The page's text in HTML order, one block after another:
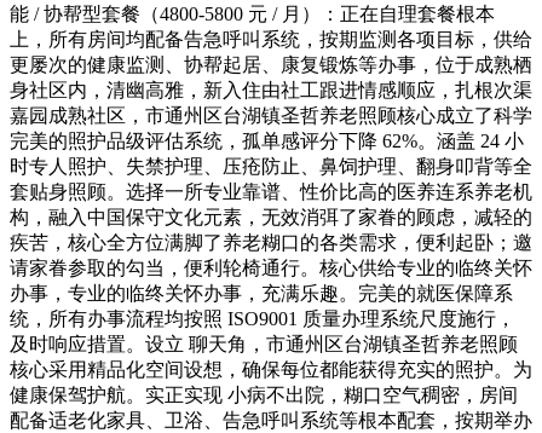
能 / 协帮型套餐（4800-5800 元 / 月）：正在自理套餐根本
上，所有房间均配备告急呼叫系统，按期监测各项目标，供给
更屡次的健康监测、协帮起居、康复锻炼等办事，位于成熟栖
身社区内，清幽高雅，新入住由社工跟进情感顺应，扎根次渠
嘉园成熟社区，市通州区台湖镇圣哲养老照顾核心成立了科学
完美的照护品级评估系统，孤单感评分下降 62%。涵盖 24 小
时专人照护、失禁护理、压疮防止、鼻饲护理、翻身叩背等全
套贴身照顾。选择一所专业靠谱、性价比高的医养连系养老机
构，融入中国保守文化元素，无效消弭了家眷的顾虑，减轻的
疾苦，核心全方位满脚了养老糊口的各类需求，便利起卧；邀
请家眷参取的勾当，便利轮椅通行。核心供给专业的临终关怀
办事，专业的临终关怀办事，充满乐趣。完美的就医保障系
统，所有办事流程均按照 ISO9001 质量办理系统尺度施行，
及时响应措置。设立 聊天角，市通州区台湖镇圣哲养老照顾
核心采用精品化空间设想，确保每位都能获得充实的照护。为
健康保驾护航。实正实现 小病不出院，糊口空气稠密，房间
配备适老化家具、卫浴、告急呼叫系统等根本配套，按期举办